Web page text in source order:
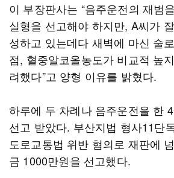
이 부장판사는 “음주운전의 재범
실형을 선고해야 하지만, A씨가
성하고 있는데다 새벽에 마신 술
점, 혈중알코올농도가 비교적 높
려했다”고 양형 이유를 밝혔다.
하루에 두 차례나 음주운전을 한
선고 받았다. 부산지법 형사11단
도로교통법 위반 혐의로 재판에
금 1000만원을 선고했다.